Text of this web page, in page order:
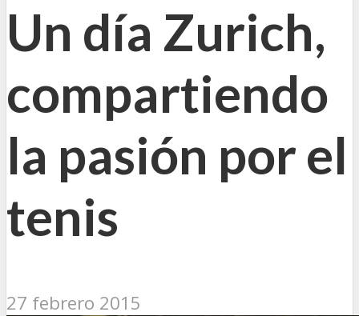
Un día Zurich,
compartiendo
la pasión por el
tenis
27 febrero 2015